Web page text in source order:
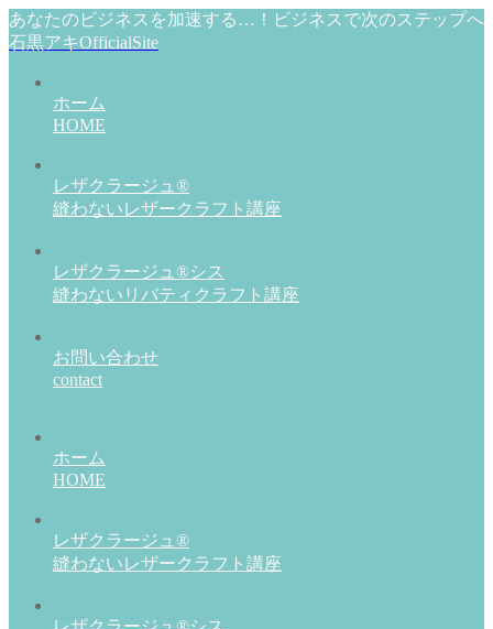
あなたのビジネスを加速する…！ビジネスで次のステップへ
石黒アキOfficialSite
ホーム
HOME
レザクラージュ®
縫わないレザークラフト講座
レザクラージュ®シス
縫わないリバティクラフト講座
お問い合わせ
contact
ホーム
HOME
レザクラージュ®
縫わないレザークラフト講座